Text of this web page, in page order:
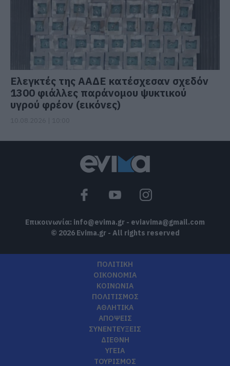
Ελεγκτές της ΑΑΔΕ κατέσχεσαν σχεδόν
1300 φιάλλες παράνομου ψυκτικού
υγρού φρέον (εικόνες)
Επικοινωνία: info@evima.gr - eviavima@gmail.com
© 2026 Evima.gr - All rights reserved
ΠΟΛΙΤΙΚΗ
ΟΙΚΟΝΟΜΙΑ
ΚΟΙΝΩΝΙΑ
ΠΟΛΙΤΙΣΜΟΣ
ΑΘΛΗΤΙΚΑ
ΑΠΟΨΕΙΣ
ΣΥΝΕΝΤΕΥΞΕΙΣ
ΔΙΕΘΝΗ
ΥΓΕΙΑ
ΤΟΥΡΙΣΜΟΣ